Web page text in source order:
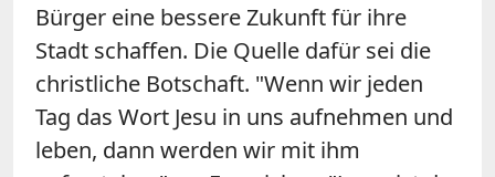
Bürger eine bessere Zukunft für ihre
Stadt schaffen. Die Quelle dafür sei die
christliche Botschaft. "Wenn wir jeden
Tag das Wort Jesu in uns aufnehmen und
leben, dann werden wir mit ihm